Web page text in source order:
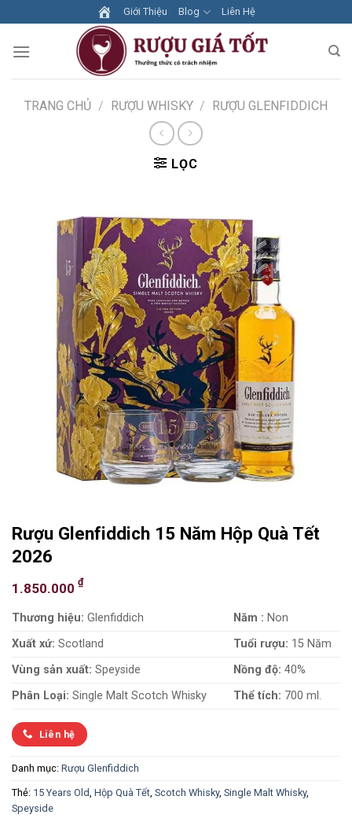
to
content
Giới Thiệu Blog Liên Hệ
TRANG CHỦ / RƯỢU WHISKY / RƯỢU GLENFIDDICH
LỌC
Rượu Glenfiddich 15 Năm Hộp Quà Tết
2026
1.850.000 ₫
Thương hiệu: Glenfiddich Năm : Non
Xuất xứ: Scotland Tuổi rượu: 15 Năm
Vùng sản xuất: Speyside Nồng độ: 40%
Phân Loại: Single Malt Scotch Whisky Thể tích: 700 ml.
Liên hệ
Danh mục: Rượu Glenfiddich
Thẻ: 15 Years Old, Hộp Quà Tết, Scotch Whisky, Single Malt Whisky,
Speyside